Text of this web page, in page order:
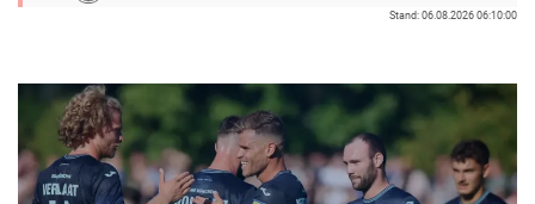
Stand: 06.08.2026 06:10:00